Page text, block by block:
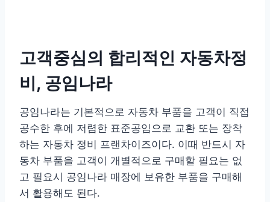
고객중심의 합리적인 자동차정
비, 공임나라
공임나라는 기본적으로 자동차 부품을 고객이 직접
공수한 후에 저렴한 표준공임으로 교환 또는 장착
하는 자동차 정비 프랜차이즈이다. 이때 반드시 자
동차 부품을 고객이 개별적으로 구매할 필요는 없
고 필요시 공임나라 매장에 보유한 부품을 구매해
서 활용해도 된다.